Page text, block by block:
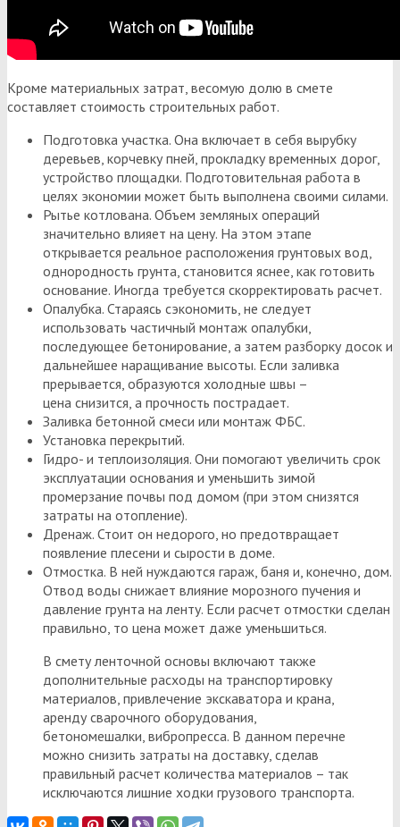
Кроме материальных затрат, весомую долю в смете
составляет стоимость строительных работ.
Подготовка участка. Она включает в себя вырубку
деревьев, корчевку пней, прокладку временных дорог,
устройство площадки. Подготовительная работа в
целях экономии может быть выполнена своими силами.
Рытье котлована. Объем земляных операций
значительно влияет на цену. На этом этапе
открывается реальное расположения грунтовых вод,
однородность грунта, становится яснее, как готовить
основание. Иногда требуется скорректировать расчет.
Опалубка. Стараясь сэкономить, не следует
использовать частичный монтаж опалубки,
последующее бетонирование, а затем разборку досок и
дальнейшее наращивание высоты. Если заливка
прерывается, образуются холодные швы –
цена снизится, а прочность пострадает.
Заливка бетонной смеси или монтаж ФБС.
Установка перекрытий.
Гидро- и теплоизоляция. Они помогают увеличить срок
эксплуатации основания и уменьшить зимой
промерзание почвы под домом (при этом снизятся
затраты на отопление).
Дренаж. Стоит он недорого, но предотвращает
появление плесени и сырости в доме.
Отмостка. В ней нуждаются гараж, баня и, конечно, дом.
Отвод воды снижает влияние морозного пучения и
давление грунта на ленту. Если расчет отмостки сделан
правильно, то цена может даже уменьшиться.
В смету ленточной основы включают также
дополнительные расходы на транспортировку
материалов, привлечение экскаватора и крана,
аренду сварочного оборудования,
бетономешалки, вибропресса. В данном перечне
можно снизить затраты на доставку, сделав
правильный расчет количества материалов – так
исключаются лишние ходки грузового транспорта.